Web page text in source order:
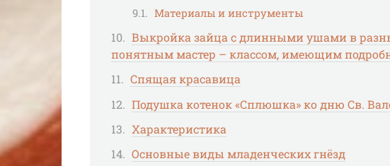
Материалы и инструменты
Выкройка зайца с длинными ушами в
понятным мастер – классом, имеющим
Спящая красавица
Подушка котенок «Сплюшка» ко дню Св.
Характеристика
Основные виды младенческих гнёзд